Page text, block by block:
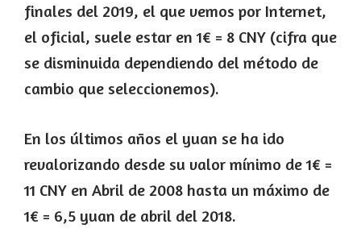
finales del 2019, el que vemos por Internet,
el oficial, suele estar en 1€ = 8 CNY (cifra que
se disminuida dependiendo del método de
cambio que seleccionemos).
En los últimos años el yuan se ha ido
revalorizando desde su valor mínimo de 1€ =
11 CNY en Abril de 2008 hasta un máximo de
1€ = 6,5 yuan de abril del 2018.